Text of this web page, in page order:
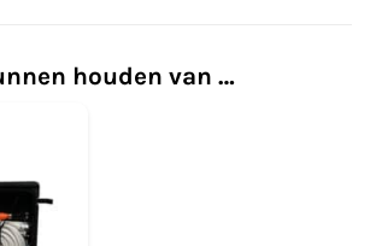
houden van …